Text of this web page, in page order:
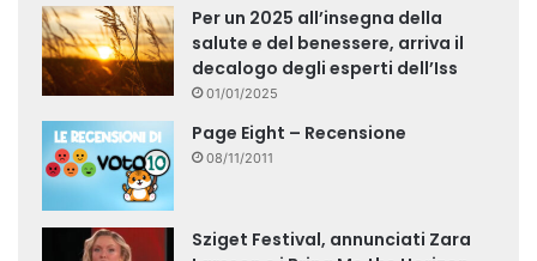
Per un 2025 all’insegna della
salute e del benessere, arriva il
decalogo degli esperti dell’Iss
01/01/2025
Page Eight – Recensione
08/11/2011
Sziget Festival, annunciati Zara